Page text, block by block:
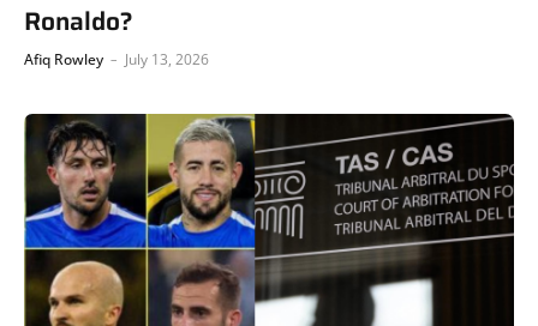
Ronaldo?
Afiq Rowley July 13, 2026